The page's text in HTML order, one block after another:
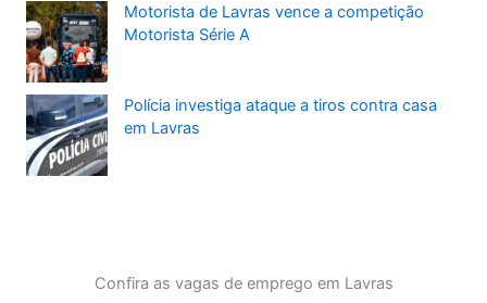
Motorista de Lavras vence a competição
Motorista Série A
Polícia investiga ataque a tiros contra casa
em Lavras
Confira as vagas de emprego em Lavras